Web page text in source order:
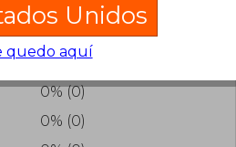
sesión para poder
.
0% (0)
0% (0)
Unidos
quedo aquí